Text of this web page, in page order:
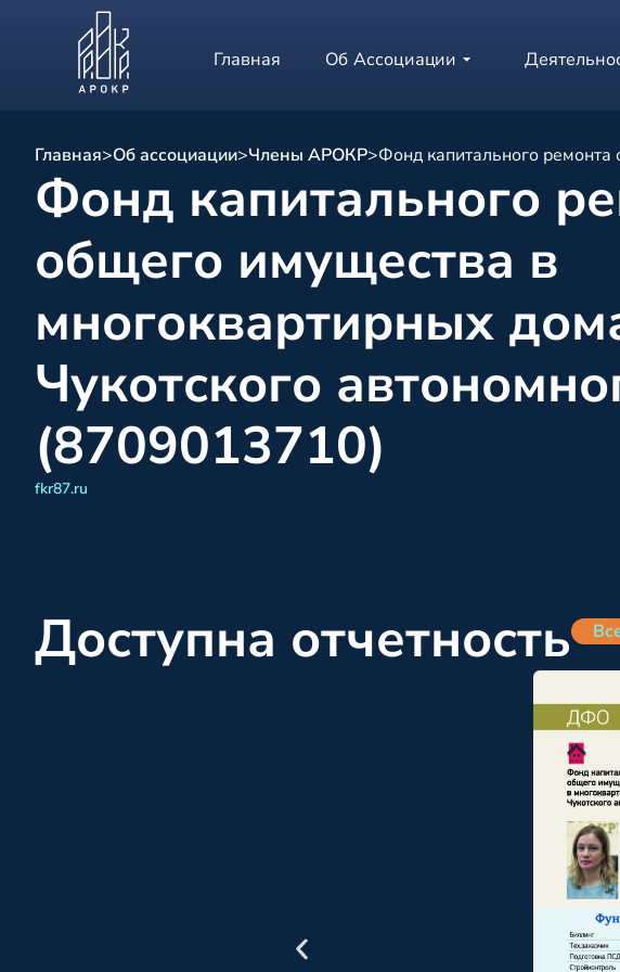
Главная Об Ассоциации
Главная>Об ассоциации>Члены АРОКР>Фонд капитального
Фонд капитального
общего имущества в
многоквартирных
Чукотского
(8709013710)
fkr87.ru
Доступна отчетность